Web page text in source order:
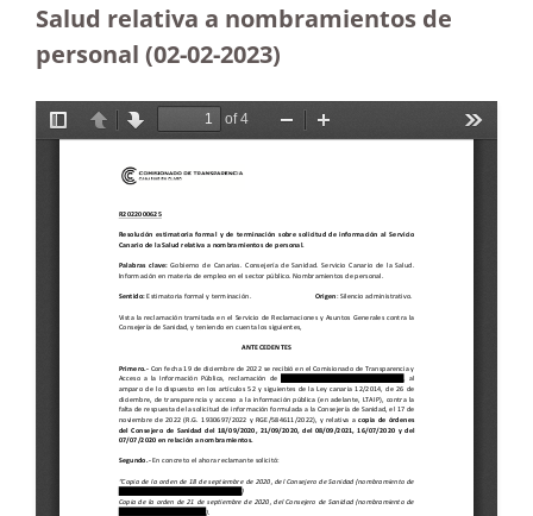
Salud relativa a nombramientos de
personal (02-02-2023)